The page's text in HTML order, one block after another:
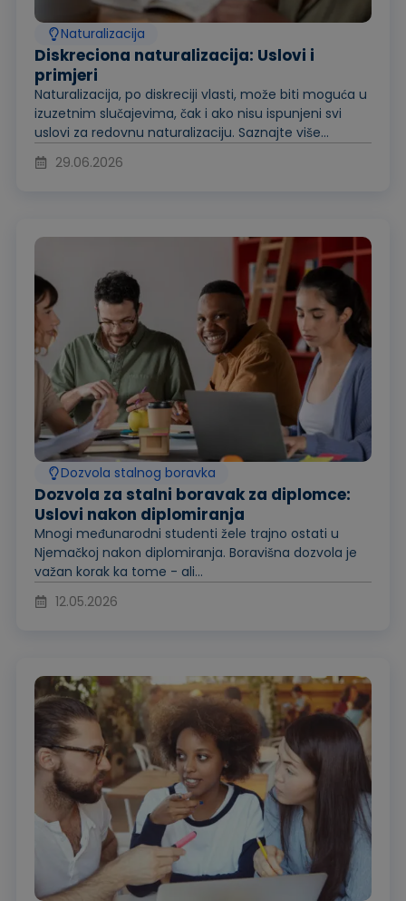
Naturalizacija
Diskreciona naturalizacija: Uslovi i
primjeri
Naturalizacija, po diskreciji vlasti, može biti moguća u
izuzetnim slučajevima, čak i ako nisu ispunjeni svi
uslovi za redovnu naturalizaciju. Saznajte više...
29.06.2026
Dozvola stalnog boravka
Dozvola za stalni boravak za diplomce:
Uslovi nakon diplomiranja
Mnogi međunarodni studenti žele trajno ostati u
Njemačkoj nakon diplomiranja. Boravišna dozvola je
važan korak ka tome - ali...
12.05.2026